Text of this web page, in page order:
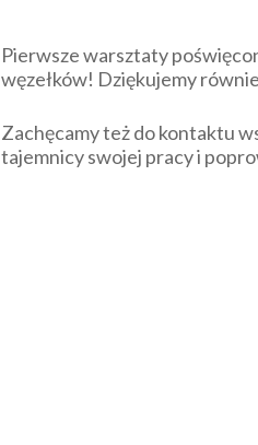
Pierwsze warsztaty
węzełków! Dziękujemy
Zachęcamy też do kontaktu
tajemnicy swojej pracy i